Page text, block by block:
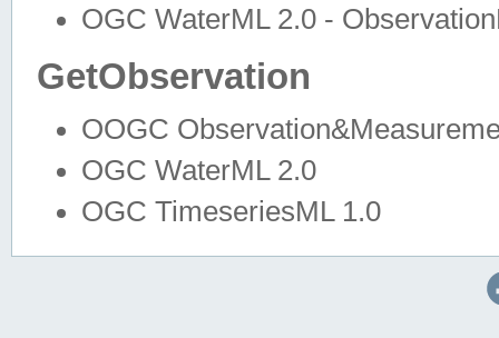
OGC WaterML 2.0 -
GetObservation
OOGC
OGC WaterML 2.0
OGC TimeseriesML 1.0